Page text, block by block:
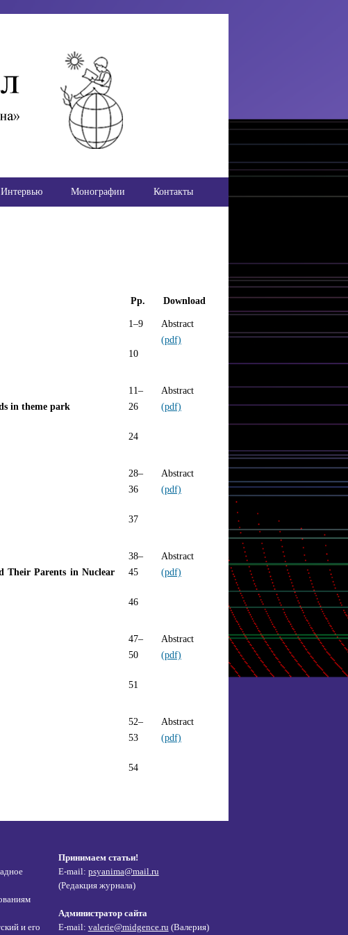
Интервью Монографии Контакты
Pp. Download
1–9
10
Abstract
(pdf)
in theme park
11–
26
24
Abstract
(pdf)
28–
36
37
Abstract
(pdf)
Their Parents in Nuclear
38–
45
46
Abstract
(pdf)
47–
50
51
Abstract
(pdf)
52–
53
54
Abstract
(pdf)
и его
Принимаем статьи!
E-mail: psyanima@mail.ru
(Редакция журнала)
Администратор сайта
E-mail: valerie@midgence.ru (Валерия)